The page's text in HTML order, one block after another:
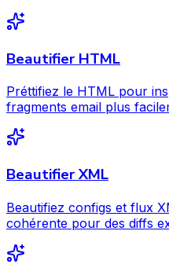
Beautifier HTML
Préttifiez le HTML pour
fragments email plus
Beautifier XML
Beautifiez configs et flux
cohérente pour des diffs